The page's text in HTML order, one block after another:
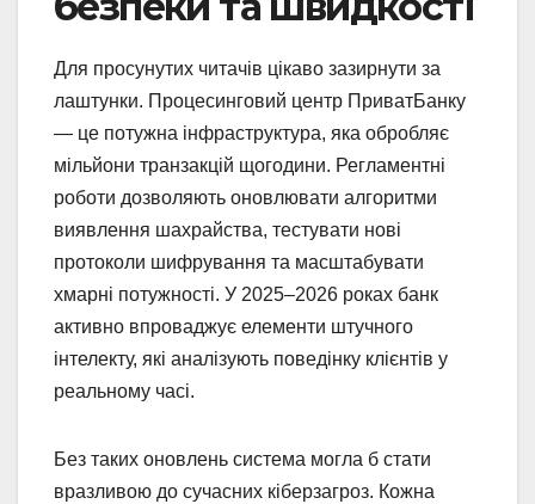
Для просунутих читачів цікаво зазирнути за
лаштунки. Процесинговий центр ПриватБанку
— це потужна інфраструктура, яка обробляє
мільйони транзакцій щогодини. Регламентні
роботи дозволяють оновлювати алгоритми
виявлення шахрайства, тестувати нові
протоколи шифрування та масштабувати
хмарні потужності. У 2025–2026 роках банк
активно впроваджує елементи штучного
інтелекту, які аналізують поведінку клієнтів у
реальному часі.
Без таких оновлень система могла б стати
вразливою до сучасних кіберзагроз. Кожна